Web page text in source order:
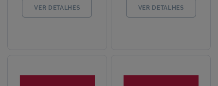
VER DETALHES VER DETALHES